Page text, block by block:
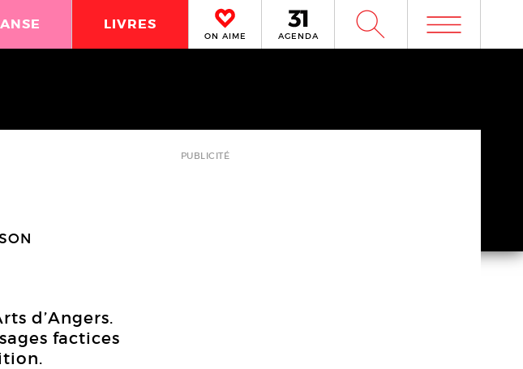
LIVRES
ON AIME AGENDA W m
d’Angers.
factices
PUBLICITÉ